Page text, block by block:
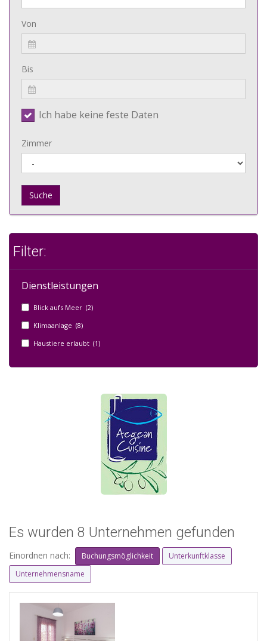
Von
Bis
Ich habe keine feste Daten
Zimmer
Suche
Filter:
Dienstleistungen
Blick aufs Meer (2)
Klimaanlage (8)
Haustiere erlaubt (1)
Es wurden 8 Unternehmen gefunden
Einordnen nach: Buchungsmöglichkeit
Unterkunftklasse
Unternehmensname